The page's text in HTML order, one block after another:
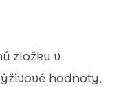
zložku v
hodnoty,